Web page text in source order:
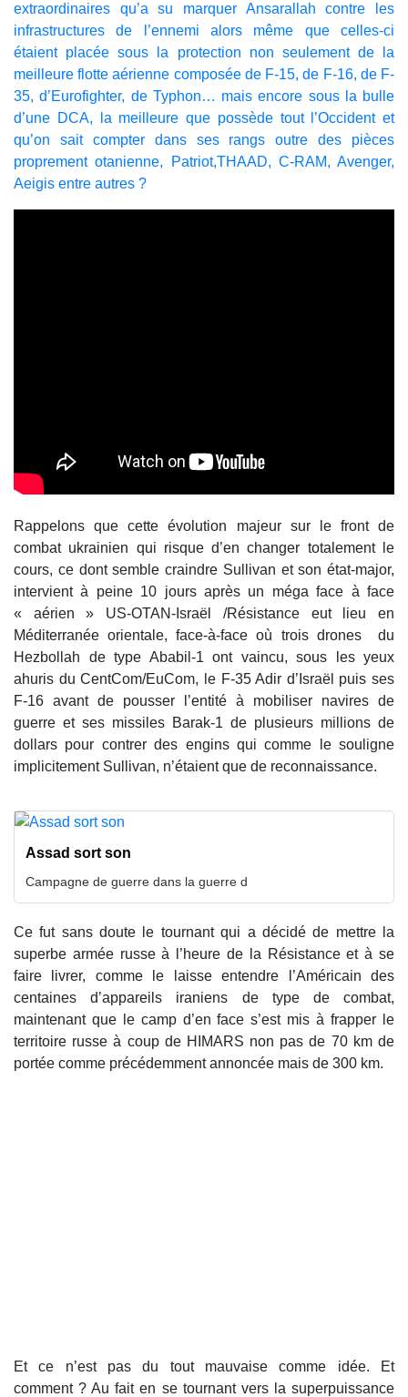
extraordinaires qu’a su marquer Ansarallah contre les
infrastructures de l’ennemi alors même que celles-ci
étaient placée sous la protection non seulement de la
meilleure flotte aérienne composée de F-15, de F-16, de F-
35, d’Eurofighter, de Typhon… mais encore sous la bulle
d’une DCA, la meilleure que possède tout l’Occident et
qu’on sait compter dans ses rangs outre des pièces
proprement otanienne, Patriot,THAAD, C-RAM, Avenger,
Aeigis entre autres ?
Rappelons que cette évolution majeur sur le front de
combat ukrainien qui risque d’en changer totalement le
cours, ce dont semble craindre Sullivan et son état-major,
intervient à peine 10 jours après un méga face à face
« aérien » US-OTAN-Israël /Résistance eut lieu en
Méditerranée orientale, face-à-face où trois drones du
Hezbollah de type Ababil-1 ont vaincu, sous les yeux
ahuris du CentCom/EuCom, le F-35 Adir d’Israël puis ses
F-16 avant de pousser l’entité à mobiliser navires de
guerre et ses missiles Barak-1 de plusieurs millions de
dollars pour contrer des engins qui comme le souligne
implicitement Sullivan, n’étaient que de reconnaissance.
Assad sort son
Campagne de guerre dans la guerre d
Ce fut sans doute le tournant qui a décidé de mettre la
superbe armée russe à l’heure de la Résistance et à se
faire livrer, comme le laisse entendre l’Américain des
centaines d’appareils iraniens de type de combat,
maintenant que le camp d’en face s’est mis à frapper le
territoire russe à coup de HIMARS non pas de 70 km de
portée comme précédemment annoncée mais de 300 km.
Et ce n’est pas du tout mauvaise comme idée. Et
comment ? Au fait en se tournant vers la superpuissance